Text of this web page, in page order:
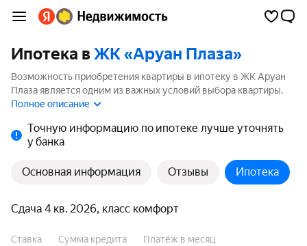
Ипотека вЖК «Аруан Плаза»
Возможность приобретения квартиры в ипотеку в ЖК Аруан
Плаза является одним из важных условий выбора квартиры.
На странице мы собрали программы кредитования банков для
Полное описание
Точную информацию по ипотеке лучше уточнять
у банка
Основная информация Отзывы Ипотека
Сдача 4 кв. 2026, класс комфорт
Ставка Сумма кредита Платёж в месяц